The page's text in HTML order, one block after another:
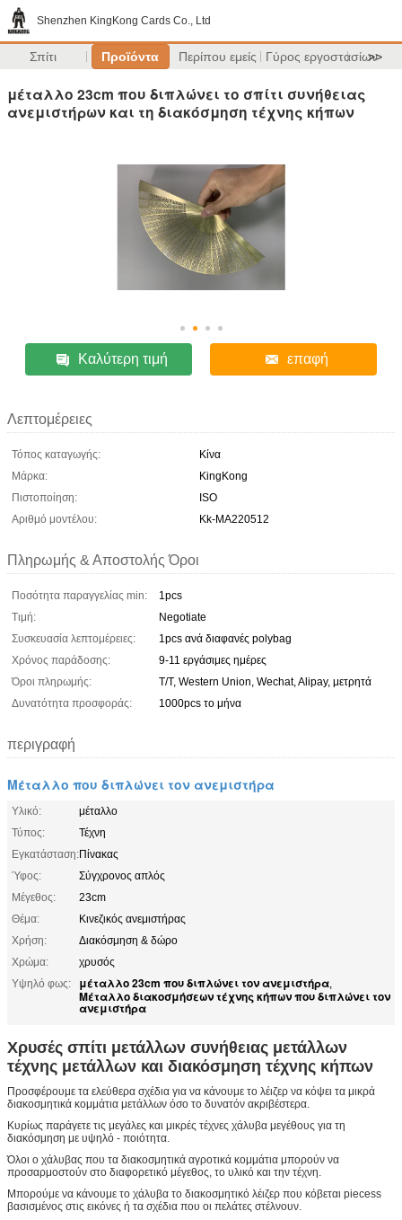
Shenzhen KingKong Cards Co., Ltd
Σπίτι Προϊόντα Περίπου εμείς Γύρος εργοστασίων
>>
μέταλλο 23cm που διπλώνει το σπίτι συνήθειας
ανεμιστήρων και τη διακόσμηση τέχνης κήπων
Καλύτερη τιμή επαφή
Λεπτομέρειες
Τόπος καταγωγής:
Κίνα
Μάρκα:
KingKong
Πιστοποίηση:
ISO
Αριθμό μοντέλου:
Kk-MA220512
Πληρωμής & Αποστολής Όροι
Ποσότητα παραγγελίας min:
1pcs
Τιμή:
Negotiate
Συσκευασία λεπτομέρειες:
1pcs ανά διαφανές polybag
Χρόνος παράδοσης:
9-11 εργάσιμες ημέρες
Όροι πληρωμής:
T/T, Western Union, Wechat, Alipay, μετρητά
Δυνατότητα προσφοράς:
1000pcs το μήνα
περιγραφή
Μέταλλο που διπλώνει τον ανεμιστήρα
Υλικό:
μέταλλο
Τύπος:
Τέχνη
Εγκατάσταση:Πίνακας
Ύφος:
Σύγχρονος απλός
Μέγεθος:
23cm
Θέμα:
Κινεζικός ανεμιστήρας
Χρήση:
Διακόσμηση & δώρο
Χρώμα:
χρυσός
Υψηλό φως:
μέταλλο 23cm που διπλώνει τον ανεμιστήρα,
Μέταλλο διακοσμήσεων τέχνης κήπων που διπλώνει τον
ανεμιστήρα
Χρυσές σπίτι μετάλλων συνήθειας μετάλλων
τέχνης μετάλλων και διακόσμηση τέχνης κήπων
Προσφέρουμε τα ελεύθερα σχέδια για να κάνουμε το λέιζερ να κόψει τα μικρά
διακοσμητικά κομμάτια μετάλλων όσο το δυνατόν ακριβέστερα.
Κυρίως παράγετε τις μεγάλες και μικρές τέχνες χάλυβα μεγέθους για τη
διακόσμηση με υψηλό - ποιότητα.
Όλοι ο χάλυβας που τα διακοσμητικά αγροτικά κομμάτια μπορούν να
προσαρμοστούν στο διαφορετικό μέγεθος, το υλικό και την τέχνη.
Μπορούμε να κάνουμε το χάλυβα το διακοσμητικό λέιζερ που κόβεται piecess
βασισμένος στις εικόνες ή τα σχέδια που οι πελάτες στέλνουν.